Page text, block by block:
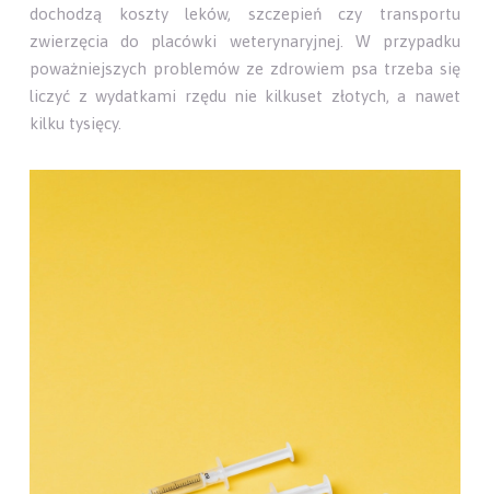
dochodzą koszty leków, szczepień czy transportu
zwierzęcia do placówki weterynaryjnej. W przypadku
poważniejszych problemów ze zdrowiem psa trzeba się
liczyć z wydatkami rzędu nie kilkuset złotych, a nawet
kilku tysięcy.